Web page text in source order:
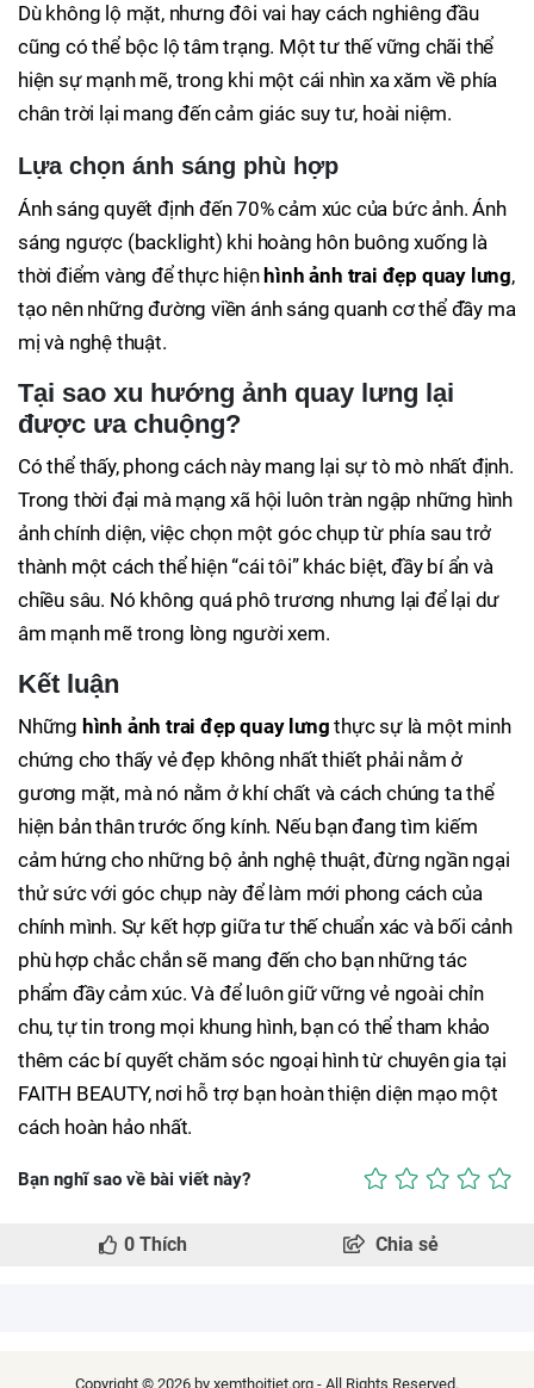
Dù không lộ mặt, nhưng đôi vai hay cách nghiêng đầu
cũng có thể bộc lộ tâm trạng. Một tư thế vững chãi thể
hiện sự mạnh mẽ, trong khi một cái nhìn xa xăm về phía
chân trời lại mang đến cảm giác suy tư, hoài niệm.
Lựa chọn ánh sáng phù hợp
Ánh sáng quyết định đến 70% cảm xúc của bức ảnh. Ánh
sáng ngược (backlight) khi hoàng hôn buông xuống là
thời điểm vàng để thực hiện hình ảnh trai đẹp quay lưng,
tạo nên những đường viền ánh sáng quanh cơ thể đầy ma
mị và nghệ thuật.
Tại sao xu hướng ảnh quay lưng lại
được ưa chuộng?
Có thể thấy, phong cách này mang lại sự tò mò nhất định.
Trong thời đại mà mạng xã hội luôn tràn ngập những hình
ảnh chính diện, việc chọn một góc chụp từ phía sau trở
thành một cách thể hiện “cái tôi” khác biệt, đầy bí ẩn và
chiều sâu. Nó không quá phô trương nhưng lại để lại dư
âm mạnh mẽ trong lòng người xem.
Kết luận
Những hình ảnh trai đẹp quay lưng thực sự là một minh
chứng cho thấy vẻ đẹp không nhất thiết phải nằm ở
gương mặt, mà nó nằm ở khí chất và cách chúng ta thể
hiện bản thân trước ống kính. Nếu bạn đang tìm kiếm
cảm hứng cho những bộ ảnh nghệ thuật, đừng ngần ngại
thử sức với góc chụp này để làm mới phong cách của
chính mình. Sự kết hợp giữa tư thế chuẩn xác và bối cảnh
phù hợp chắc chắn sẽ mang đến cho bạn những tác
phẩm đầy cảm xúc. Và để luôn giữ vững vẻ ngoài chỉn
chu, tự tin trong mọi khung hình, bạn có thể tham khảo
thêm các bí quyết chăm sóc ngoại hình từ chuyên gia tại
FAITH BEAUTY, nơi hỗ trợ bạn hoàn thiện diện mạo một
cách hoàn hảo nhất.
Bạn nghĩ sao về bài viết này?
0 Thích Chia sẻ
Copyright © 2026 by xemthoitiet.org - All Rights Reserved.